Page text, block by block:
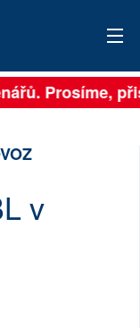
Prosíme,
v